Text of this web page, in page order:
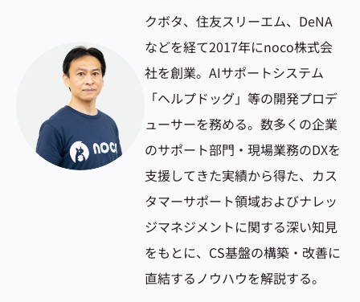
クボタ、住友スリーエム、DeNA
などを経て2017年にnoco株式会
社を創業。AIサポートシステム
「ヘルプドッグ」等の開発プロデ
ューサーを務める。数多くの企業
のサポート部門・現場業務のDXを
支援してきた実績から得た、カス
タマーサポート領域およびナレッ
ジマネジメントに関する深い知見
をもとに、CS基盤の構築・改善に
直結するノウハウを解説する。